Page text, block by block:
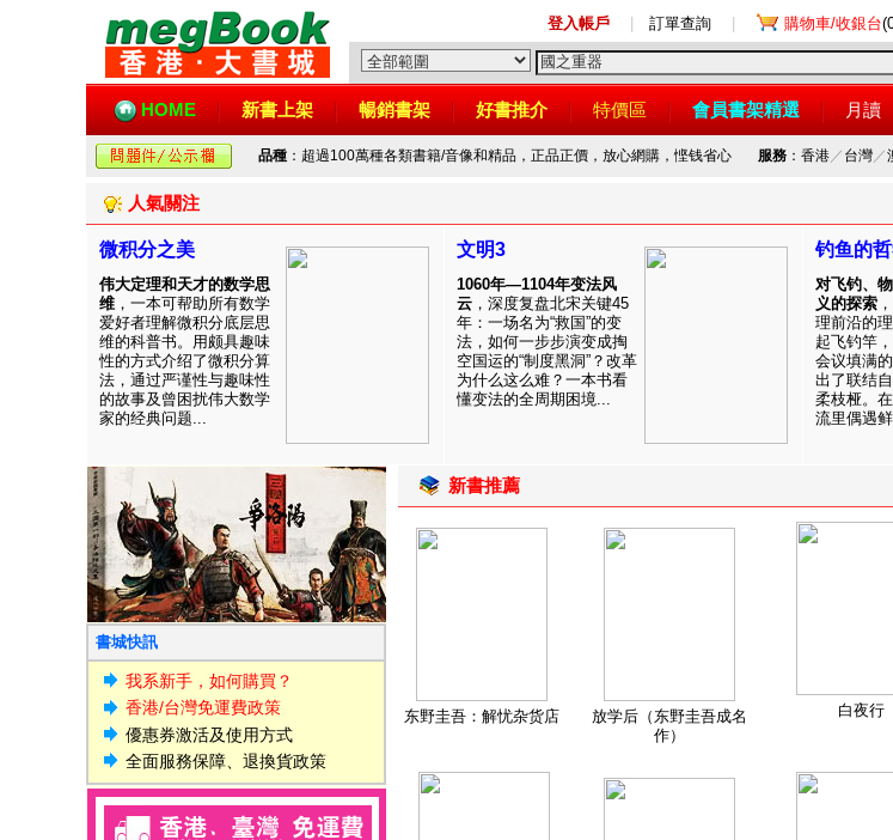
登入帳戶 訂單查詢 購物車/收銀台
HOME 新書上架 暢銷書架 好書推介 特價區 會員書架精選 月讀
品種 ：超過100萬種各類書籍/音像和精品，正品正價，放心網購，悭钱省心 服務：香港／ 台灣／
人氣關注
微积分之美
伟大定理和天才的数学思
维 ，一本可帮助所有数学
爱好者理解微积分底层思
维的科普书。用颇具趣味
性的方式介绍了微积分算
法，通过严谨性与趣味性
的故事及曾困扰伟大数学
家的经典问题...
文明3
1060年—1104年变法风
云 ，深度复盘北宋关键45
年：一场名为“救国”的变
法，如何一步步演变成掏
空国运的“制度黑洞”？改革
为什么这么难？一本书看
懂变法的全周期困境...
钓鱼的
对飞钓、
义的探索
理前沿的
起飞钓竿
会议填满
出了联结
柔枝桠。
流里偶遇
書城快訊
我系新手，如何購買？
香港/台灣免運費政策
優惠券激活及使用方式
全面服務保障、退換貨政策
新書推薦
东野圭吾：解忧杂货店
放学后（东野圭吾成名
作）
白夜行